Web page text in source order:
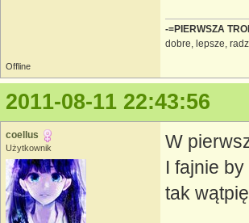
-=PIERWSZA
dobre, lepsze,
Offline
2011-08-11 22:43:56
coellus
Użytkownik
W
I fajnie
tak